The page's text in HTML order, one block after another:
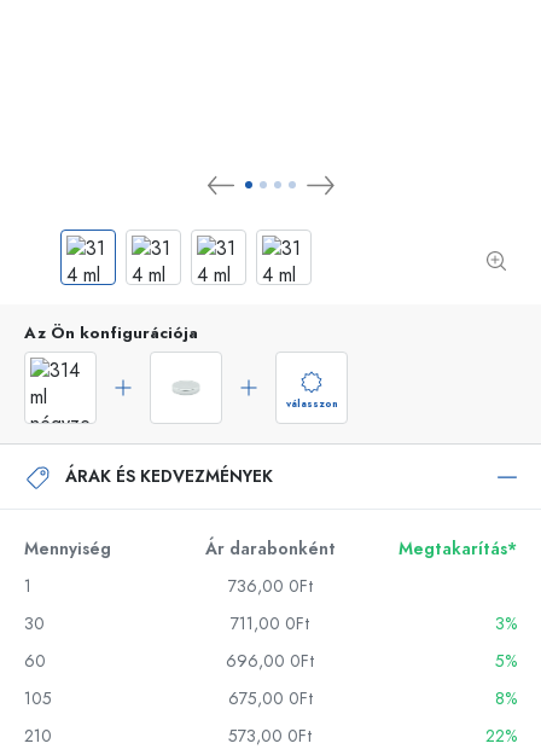
Az Ön konfigurációja
válasszon
ÁRAK ÉS KEDVEZMÉNYEK
Mennyiség Ár darabonként
Megtakarítás*
1
736,00 0Ft
30
711,00 0Ft
3%
60
696,00 0Ft
5%
105
675,00 0Ft
8%
210
573,00 0Ft
22%